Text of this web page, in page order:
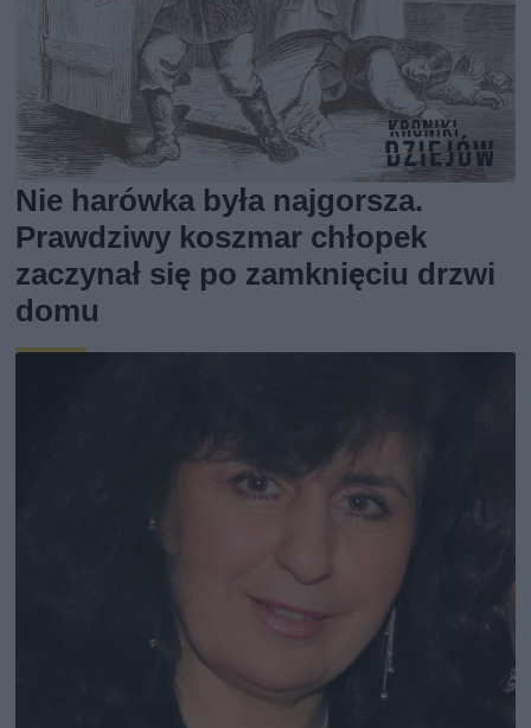
Nie harówka była najgorsza.
Prawdziwy koszmar chłopek
zaczynał się po zamknięciu drzwi
domu